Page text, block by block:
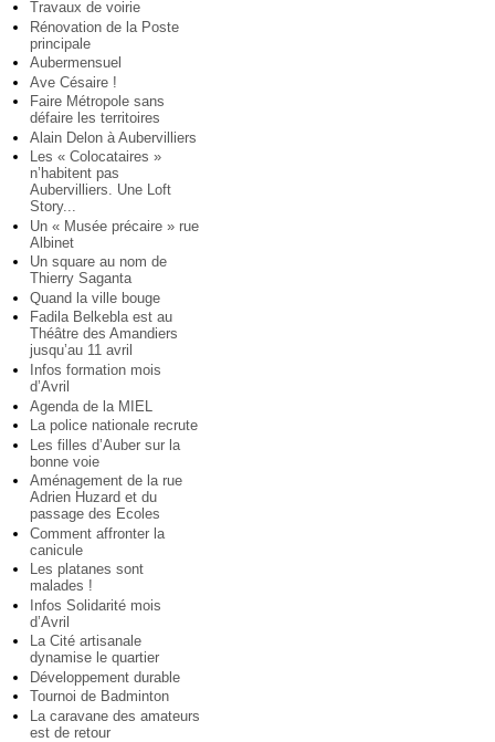
Travaux de voirie
Rénovation de la Poste
principale
Aubermensuel
Ave Césaire !
Faire Métropole sans
défaire les territoires
Alain Delon à Aubervilliers
Les « Colocataires »
n’habitent pas
Aubervilliers. Une Loft
Story...
Un « Musée précaire » rue
Albinet
Un square au nom de
Thierry Saganta
Quand la ville bouge
Fadila Belkebla est au
Théâtre des Amandiers
jusqu’au 11 avril
Infos formation mois
d’Avril
Agenda de la MIEL
La police nationale recrute
Les filles d’Auber sur la
bonne voie
Aménagement de la rue
Adrien Huzard et du
passage des Ecoles
Comment affronter la
canicule
Les platanes sont
malades !
Infos Solidarité mois
d’Avril
La Cité artisanale
dynamise le quartier
Développement durable
Tournoi de Badminton
La caravane des amateurs
est de retour